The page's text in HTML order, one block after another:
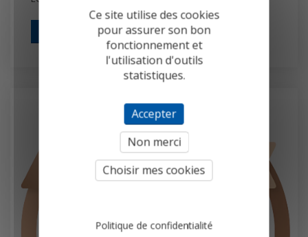
Ouvrir pour lire
Ce site utilise des cookies
pour assurer son bon
fonctionnement et
l'utilisation d'outils
statistiques.
Accepter
Non merci
Choisir mes cookies
Politique de confidentialité